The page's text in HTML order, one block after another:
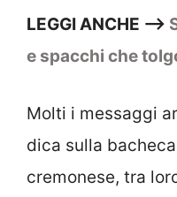
LEGGI ANCHE –>
e spacchi che
Molti i messaggi
dica sulla
cremonese, tra